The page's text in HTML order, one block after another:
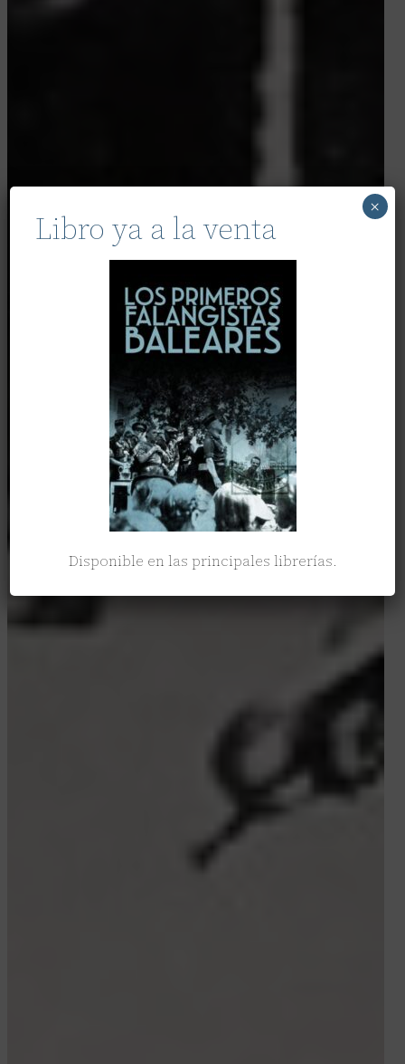
Libro ya a la venta
Disponible en las principales librerías.
×